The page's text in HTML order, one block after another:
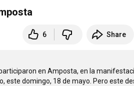
6 Share
en Amposta, en la
este domingo, 18 de mayo. Pero este